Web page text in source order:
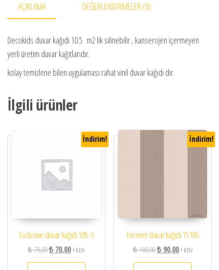
AÇIKLAMA DEĞERLENDIRMELER (0)
Decokids duvar kağıdı 10.5 m2 lik silinebilir , kanserojen içermeyen
yerli üretim duvar kağıtlarıdır.
kolay temizlene bilen uygulaması rahat vinil duvar kağıdı dır.
İlgili ürünler
İndirim!
Exclusive duvar kağıdı 305-3
₺75,00Orijinal fiyat: ₺ 75,00.
₺ 70,00Şu andaki fiyat: ₺ 70,00.
+ KDV
İndirim!
Forever duvar kağıdı 15186
₺100,00Orijinal fiyat: ₺ 100,00.
₺90,00Şu andaki fiyat:
+ KDV